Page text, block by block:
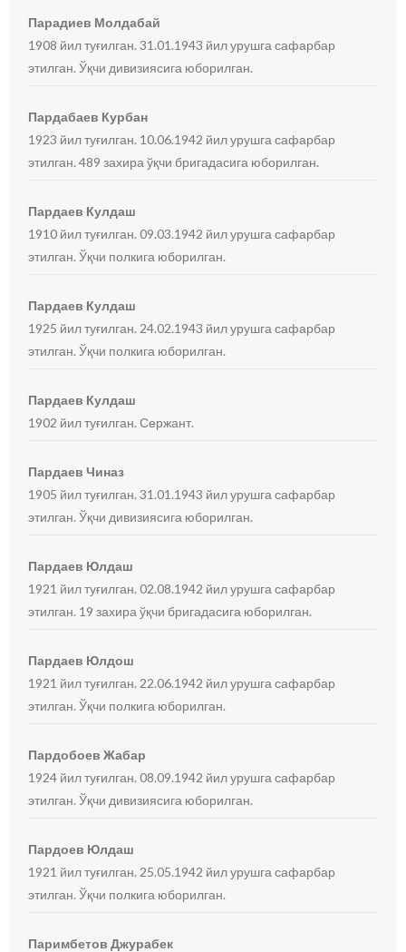
Парадиев Молдабай
1908 йил туғилган. 31.01.1943 йил урушга сафарбар
этилган. Ўқчи дивизиясига юборилган.
Пардабаев Курбан
1923 йил туғилган. 10.06.1942 йил урушга сафарбар
этилган. 489 захира ўқчи бригадасига юборилган.
Пардаев Кулдаш
1910 йил туғилган. 09.03.1942 йил урушга сафарбар
этилган. Ўқчи полкига юборилган.
Пардаев Кулдаш
1925 йил туғилган. 24.02.1943 йил урушга сафарбар
этилган. Ўқчи полкига юборилган.
Пардаев Кулдаш
1902 йил туғилган. Сержант.
Пардаев Чиназ
1905 йил туғилган. 31.01.1943 йил урушга сафарбар
этилган. Ўқчи дивизиясига юборилган.
Пардаев Юлдаш
1921 йил туғилган. 02.08.1942 йил урушга сафарбар
этилган. 19 захира ўқчи бригадасига юборилган.
Пардаев Юлдош
1921 йил туғилган. 22.06.1942 йил урушга сафарбар
этилган. Ўқчи полкига юборилган.
Пардобоев Жабар
1924 йил туғилган. 08.09.1942 йил урушга сафарбар
этилган. Ўқчи дивизиясига юборилган.
Пардоев Юлдаш
1921 йил туғилган. 25.05.1942 йил урушга сафарбар
этилган. Ўқчи полкига юборилган.
Паримбетов Джурабек